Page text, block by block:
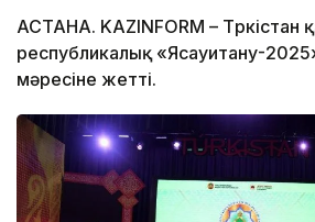
АСТАНА. KAZINFORM – Түркістан
республикалық «Ясауитану-
мәресіне жетті.